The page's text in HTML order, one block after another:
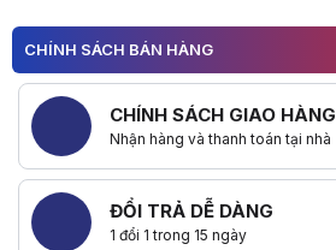
CHÍNH SÁCH BÁN HÀNG
CHÍNH SÁCH GIAO HÀNG
Nhận hàng và thanh toán tại nhà
ĐỔI TRẢ DỄ DÀNG
1 đổi 1 trong 15 ngày